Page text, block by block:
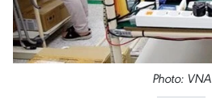
Photo: VNA